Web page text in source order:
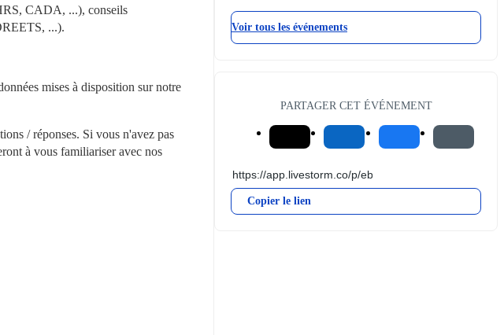
CADA, ...), conseils
...).
/ réponses. Si vous n'avez pas
à vous familiariser avec nos
Voir tous les événements
PARTAGER CET ÉVÉNEMENT
Copier le lien